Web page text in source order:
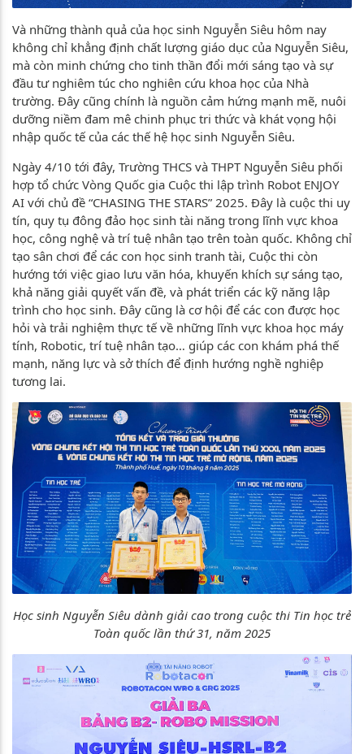
Và những thành quả của học sinh Nguyễn Siêu hôm nay
không chỉ khẳng định chất lượng giáo dục của Nguyễn Siêu,
mà còn minh chứng cho tinh thần đổi mới sáng tạo và sự
đầu tư nghiêm túc cho nghiên cứu khoa học của Nhà
trường. Đây cũng chính là nguồn cảm hứng mạnh mẽ, nuôi
dưỡng niềm đam mê chinh phục tri thức và khát vọng hội
nhập quốc tế của các thế hệ học sinh Nguyễn Siêu.
Ngày 4/10 tới đây, Trường THCS và THPT Nguyễn Siêu phối
hợp tổ chức Vòng Quốc gia Cuộc thi lập trình Robot ENJOY
AI với chủ đề “CHASING THE STARS” 2025. Đây là cuộc thi uy
tín, quy tụ đông đảo học sinh tài năng trong lĩnh vực khoa
học, công nghệ và trí tuệ nhân tạo trên toàn quốc. Không chỉ
tạo sân chơi để các con học sinh tranh tài, Cuộc thi còn
hướng tới việc giao lưu văn hóa, khuyến khích sự sáng tạo,
khả năng giải quyết vấn đề, và phát triển các kỹ năng lập
trình cho học sinh. Đây cũng là cơ hội để các con được học
hỏi và trải nghiệm thực tế về những lĩnh vực khoa học máy
tính, Robotic, trí tuệ nhân tạo… giúp các con khám phá thế
mạnh, năng lực và sở thích để định hướng nghề nghiệp
tương lai.
Học sinh Nguyễn Siêu dành giải cao trong cuộc thi Tin học trẻ
Toàn quốc lần thứ 31, năm 2025